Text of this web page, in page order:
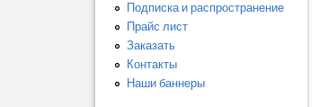
Подписка и распространение
Прайс лист
Заказать
Контакты
Наши баннеры